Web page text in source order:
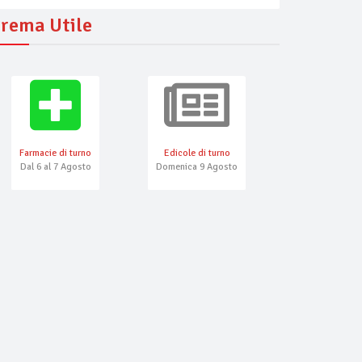
Utile
Farmacie di turno
Dal 6 al 7 Agosto
Edicole di turno
Domenica 9 Agosto